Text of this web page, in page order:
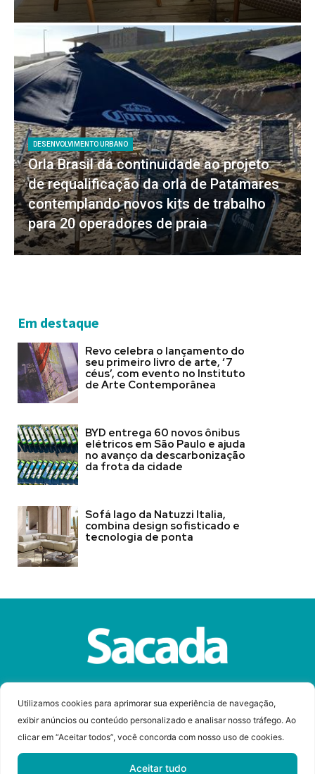
Utilizamos cookies para aprimorar sua experiência de navegação,
exibir anúncios ou conteúdo personalizado e analisar nosso tráfego. Ao
clicar em “Aceitar todos”, você concorda com nosso uso de cookies.
Aceitar tudo
DESENVOLVIMENTO URBANO
Orla Brasil dá continuidade ao projeto
de requalificação da orla de Patamares
contemplando novos kits de trabalho
para 20 operadores de praia
Em destaque
Revo celebra o lançamento do
seu primeiro livro de arte, ‘7
céus’, com evento no Instituto
de Arte Contemporânea
BYD entrega 60 novos ônibus
elétricos em São Paulo e ajuda
no avanço da descarbonização
da frota da cidade
Sofá Iago da Natuzzi Italia,
combina design sofisticado e
tecnologia de ponta
© Copyright 2023 Revista Sacada